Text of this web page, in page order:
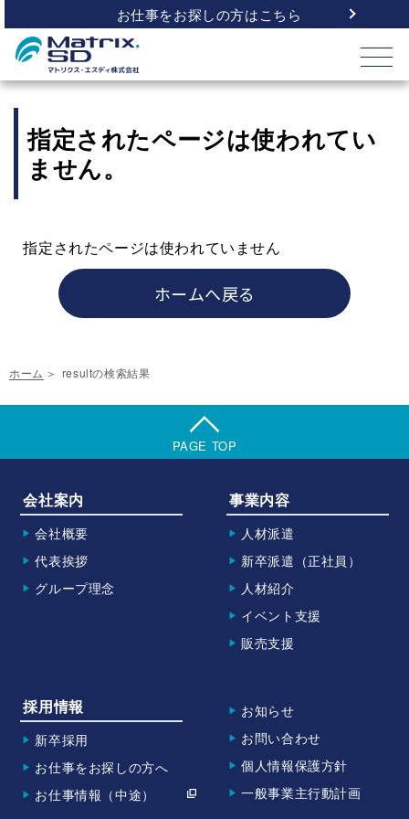
お仕事をお探しの方はこちら
指定されたページは使われてい
ません。
指定されたページは使われていません
ホームへ戻る
ホーム resultの検索結果
PAGE TOP
会社案内
会社概要
代表挨拶
グループ理念
事業内容
人材派遣
新卒派遣（正社員）
人材紹介
イベント支援
販売支援
採用情報
新卒採用
お仕事をお探しの方へ
お仕事情報（中途）
お知らせ
お問い合わせ
個人情報保護方針
一般事業主行動計画